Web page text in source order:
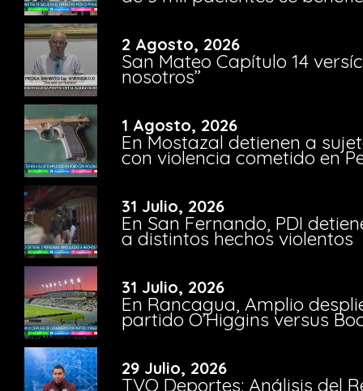
2 Agosto, 2026
San Mateo Capítulo 14
nosotros”
1 Agosto, 2026
En Mostazal detienen a
con violencia cometido en
31 Julio, 2026
En San Fernando, PDI
a distintos hechos violentos
31 Julio, 2026
En Rancagua, Amplio
partido O’Higgins versus
29 Julio, 2026
TVO Deportes: Análisis del